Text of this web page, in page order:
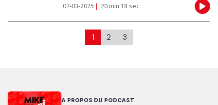
07-03-2025 | 20 min 18 sec
1 2 3
A PROPOS DU PODCAST